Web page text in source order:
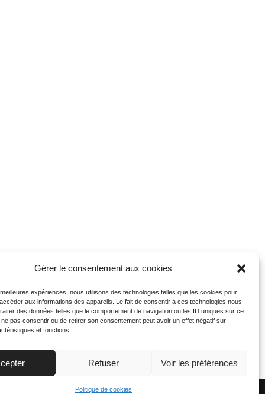
Gérer le consentement aux cookies
expériences, nous utilisons des technologies telles que les cookies pour
aux informations des appareils. Le fait de consentir à ces technologies nous
des données telles que le comportement de navigation ou les ID uniques sur ce
pas consentir ou de retirer son consentement peut avoir un effet négatif sur
et fonctions.
Refuser Voir les préférences
Politique de cookies